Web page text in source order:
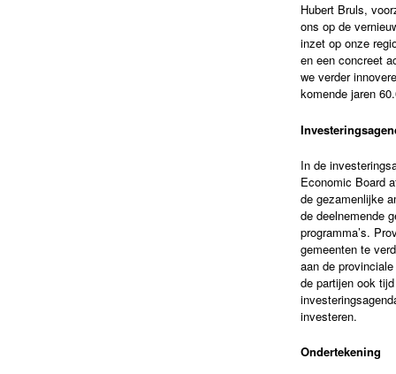
Hubert Bruls,
ons op de
inzet op onze
en een concreet
we verder
komende jaren
In de
Economic Board
de gezamenlijke
de deelnemende
programma’s.
gemeenten te
aan de
de partijen ook
investeren.
Ondertekening